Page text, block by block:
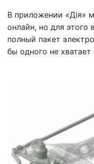
В приложении «Дія»
онлайн, но для этого
полный пакет
бы одного не